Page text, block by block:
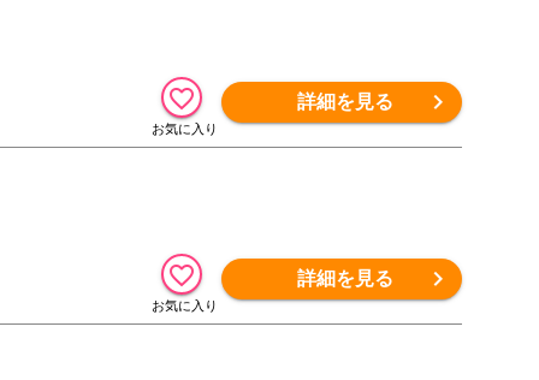
詳細を見る
詳細を見る